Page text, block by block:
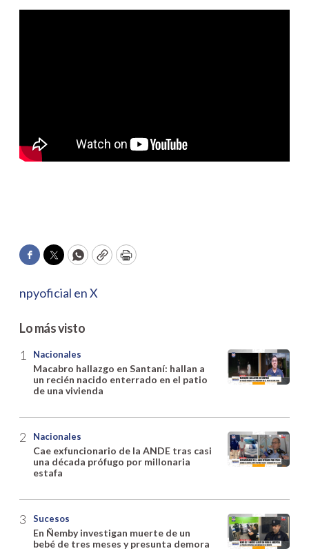
Facebook
TwitterWhatsApp
CopyPrint
npyoficial en X
Lo más visto
Nacionales
Macabro hallazgo en Santaní: hallan a
un recién nacido enterrado en el patio
de una vivienda
Nacionales
Cae exfuncionario de la ANDE tras casi
una década prófugo por millonaria
estafa
Sucesos
En Ñemby investigan muerte de un
bebé de tres meses y presunta demora